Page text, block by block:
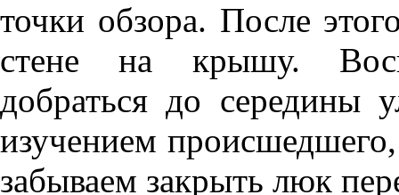
точки обзора. После
стене на крышу.
добраться до середины
изучением
забываем закрыть люк